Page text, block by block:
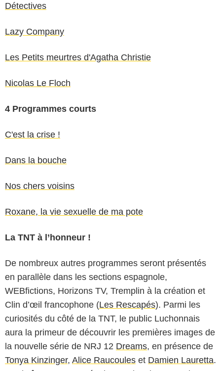
Détectives
Lazy Company
Les Petits meurtres d'Agatha Christie
Nicolas Le Floch
4 Programmes courts
C'est la crise !
Dans la bouche
Nos chers voisins
Roxane, la vie sexuelle de ma pote
La TNT à l’honneur !
De nombreux autres programmes seront présentés
en parallèle dans les sections espagnole,
WEBfictions, Horizons TV, Tremplin à la création et
Clin d’œil francophone (Les Rescapés). Parmi les
curiosités du côté de la TNT, le public Luchonnais
aura la primeur de découvrir les premières images de
la nouvelle série de NRJ 12 Dreams, en présence de
Tonya Kinzinger, Alice Raucoules et Damien Lauretta.